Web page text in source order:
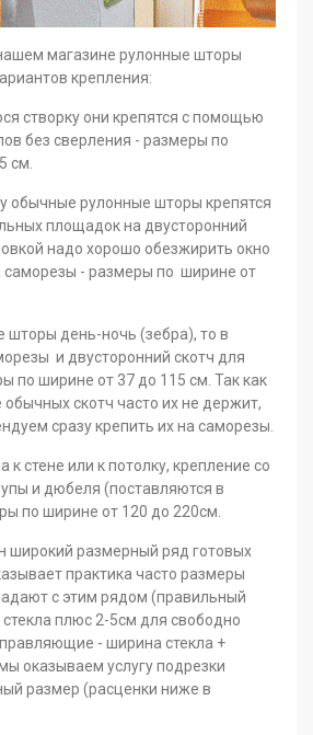
магазине рулонные шторы
крепления:
створку они крепятся с помощью
без сверления - размеры по
см.
обычные рулонные шторы крепятся
площадок на двусторонний
надо хорошо обезжирить окно
саморезы - размеры по ширине от
шторы день-ночь (зебра), то в
и двусторонний скотч для
по ширине от 37 до 115 см. Так как
скотч часто их не держит,
сразу крепить их на саморезы.
к стене или к потолку, крепление со
и дюбеля (поставляются в
по ширине от 120 до 220см.
широкий размерный ряд готовых
практика часто размеры
с этим рядом (правильный
плюс 2-5см для свободно
- ширина стекла +
оказываем услугу подрезки
размер (расценки ниже в